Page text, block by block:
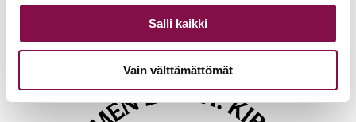
Salli kaikki
Vain välttämättömät